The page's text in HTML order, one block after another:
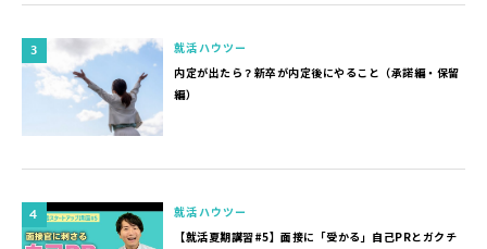
就活ハウツー
内定が出たら？新卒が内定後にやること（承諾編・保留
編）
就活ハウツー
【就活夏期講習#5】面接に「受かる」自己PRとガクチ